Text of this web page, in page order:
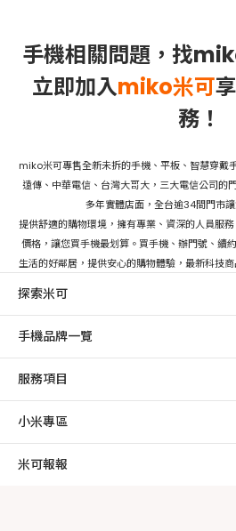
手機相關問題，找
立即加入miko米可享
務！
miko米可專售全新未拆的手機、平板、智慧穿戴
遠傳、中華電信、台灣大哥大，三大電信公司的
多年實體店面，全台逾34間門市
提供舒適的購物環境，擁有專業、資深的人員服
價格，讓您買手機最划算。買手機、辦門號、續
生活的好鄰居，提供安心的購物體驗，最新科技
探索米可
手機品牌一覽
服務項目
小米專區
米可報報